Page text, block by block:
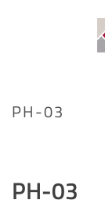
PH-03
PH-03